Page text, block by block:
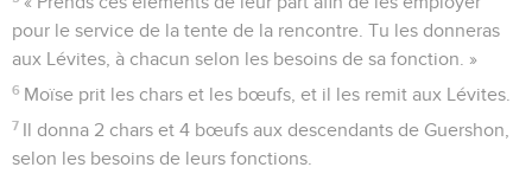
pour le service de la tente de la rencontre. Tu les donneras
aux Lévites, à chacun selon les besoins de sa fonction. »
6 Moïse prit les chars et les bœufs, et il les remit aux Lévites.
7 Il donna 2 chars et 4 bœufs aux descendants de Guershon,
selon les besoins de leurs fonctions.